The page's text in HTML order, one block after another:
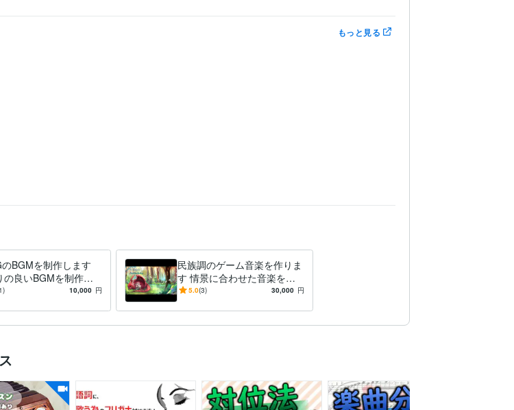
もっと見る
BGMを制作します
の良いBGMを制作し
10,000 円
民族調のゲーム音楽を作りま
す 情景に合わせた音楽を提
供致します！
5.0(3) 30,000 円